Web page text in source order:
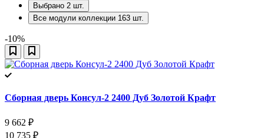
Выбрано 2 шт.
Все модули коллекции 163 шт.
-10%
Сборная дверь Консул-2 2400 Дуб Золотой Крафт
9 662 ₽
10 735 ₽